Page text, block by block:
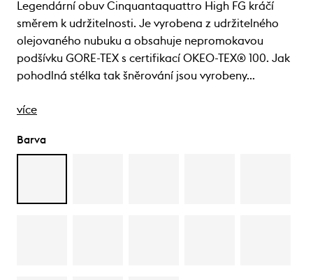
Legendární obuv Cinquantaquattro High FG kráčí
směrem k udržitelnosti. Je vyrobena z udržitelného
olejovaného nubuku a obsahuje nepromokavou
podšívku GORE-TEX s certifikací OKEO-TEX® 100. Jak
pohodlná stélka tak šněrování jsou vyrobeny…
více
Barva